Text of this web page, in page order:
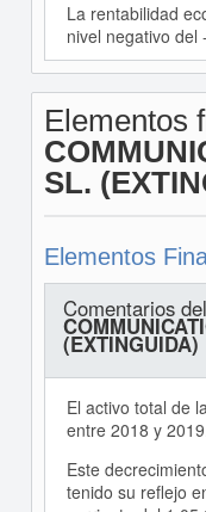
La rentabilidad
nivel negativo del
Elementos
SL.
Elementos
Comentarios
(EXTINGUIDA)
El activo total de
entre 2018 y
Este
tenido su reflejo